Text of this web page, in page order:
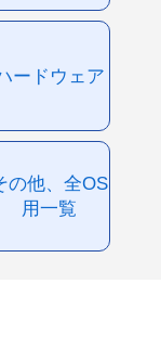
ードウェア
の他、全OS
用一覧